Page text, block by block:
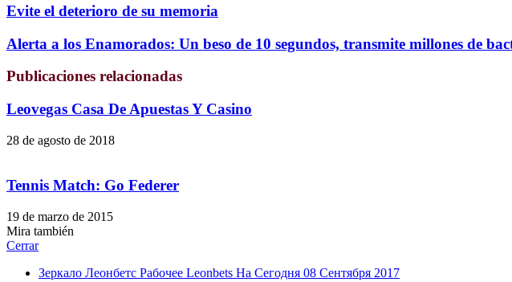
Evite el deterioro de su memoria
Alerta a los Enamorados: Un beso de 10 segundos, transmite millones de
Publicaciones relacionadas
Leovegas Casa De Apuestas Y Casino
28 de agosto de 2018
Tennis Match: Go Federer
19 de marzo de 2015
Mira también
Cerrar
Зеркало Леонбетс Рабочее Leonbets На Сегодня 08 Сентября 2017